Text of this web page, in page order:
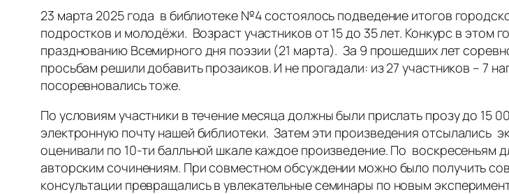
23 марта 2025 года в библиотеке №4 состоялось подведение итогов
подростков и молодёжи. Возраст участников от 15 до 35 лет. Конкурс в этом
празднованию Всемирного дня поэзии (21 марта). За 9 прошедших лет
просьбам решили добавить прозаиков. И не прогадали: из 27 участников – 7
посоревновались тоже.
По условиям участники в течение месяца должны были прислать прозу до 15
электронную почту нашей библиотеки. Затем эти произведения отсылались
оценивали по 10-ти балльной шкале каждое произведение. По воскресеньям
авторским сочинениям. При совместном обсуждении можно было получить
консультации превращались в увлекательные семинары по новым